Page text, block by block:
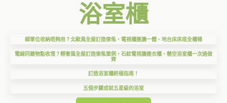
浴室櫃
細單位收納唔夠用？北歐風全屋訂造傢俬，電視櫃連牆一體、地台床床底全櫃桶
電線同雜物點收埋？輕奢風全屋訂造傢俬案例，石紋電視牆連衣櫃、懸空浴室櫃一次過做
齊
訂造浴室櫃終極指南！
五個步驟成就五星級的浴室